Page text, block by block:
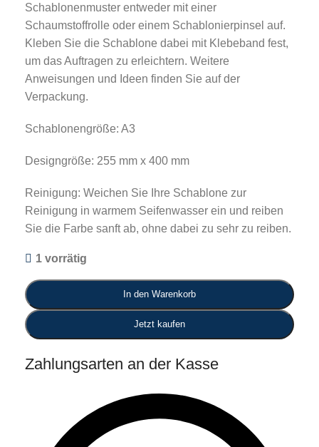
Schablonenmuster entweder mit einer
Schaumstoffrolle oder einem Schablonierpinsel auf.
Kleben Sie die Schablone dabei mit Klebeband fest,
um das Auftragen zu erleichtern. Weitere
Anweisungen und Ideen finden Sie auf der
Verpackung.
Schablonengröße: A3
Designgröße: 255 mm x 400 mm
Reinigung: Weichen Sie Ihre Schablone zur
Reinigung in warmem Seifenwasser ein und reiben
Sie die Farbe sanft ab, ohne dabei zu sehr zu reiben.
1 vorrätig
In den Warenkorb
Jetzt kaufen
Zahlungsarten an der Kasse